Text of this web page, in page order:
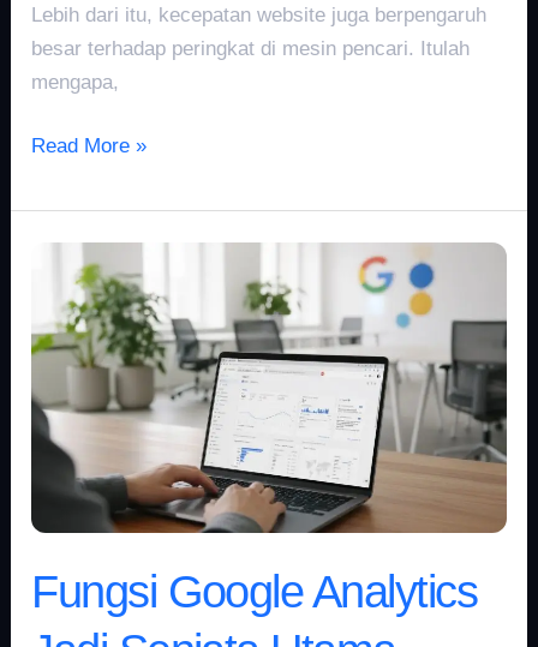
Lebih dari itu, kecepatan website juga berpengaruh
besar terhadap peringkat di mesin pencari. Itulah
mengapa,
Read More »
Fungsi Google Analytics
Fungsi
Google
Analytics
Jadi
Senjata
Utama
Digital
Marketing?